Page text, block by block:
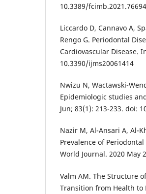
10.3389/
Liccardo D, Cannavo A,
Rengo G. Periodontal
Cardiovascular Disease.
10.3390/ijms20061414
Nwizu N, Wactawski-
Epidemiologic studies
Jun; 83(1): 213-233. doi:
Nazir M, Al-Ansari A, Al-
Prevalence of
World Journal. 2020 May
Valm AM. The Structure
Transition from Health to